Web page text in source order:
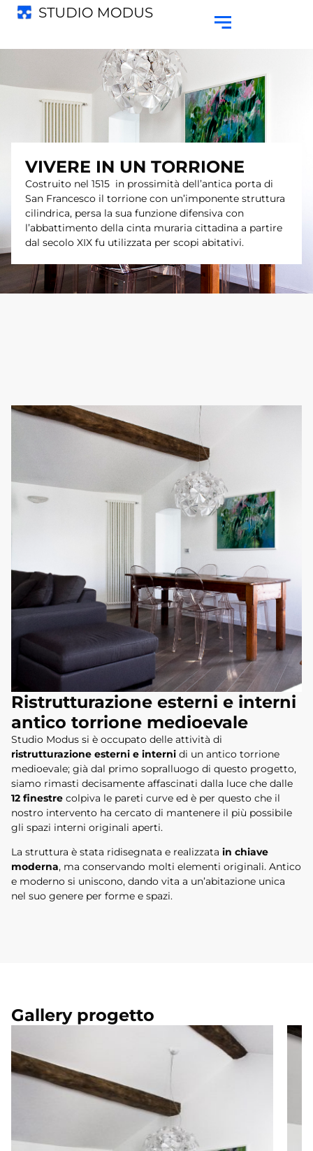
VIVERE IN UN TORRIONE
Costruito nel 1515 in prossimità dell’antica porta di
San Francesco il torrione con un’imponente struttura
cilindrica, persa la sua funzione difensiva con
l’abbattimento della cinta muraria cittadina a partire
dal secolo XIX fu utilizzata per scopi abitativi.
Ristrutturazione esterni e interni
antico torrione medioevale
Studio Modus si è occupato delle attività di
ristrutturazione esterni e interni di un antico torrione
medioevale; già dal primo sopralluogo di questo progetto,
siamo rimasti decisamente affascinati dalla luce che dalle
12 finestre colpiva le pareti curve ed è per questo che il
nostro intervento ha cercato di mantenere il più possibile
gli spazi interni originali aperti.
La struttura è stata ridisegnata e realizzata in chiave
moderna, ma conservando molti elementi originali. Antico
e moderno si uniscono, dando vita a un’abitazione unica
nel suo genere per forme e spazi.
Gallery progetto